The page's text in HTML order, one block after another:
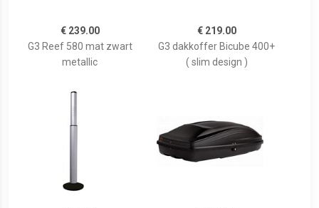
€ 239.00
G3 Reef 580 mat zwart
metallic
€ 219.00
G3 dakkoffer Bicube 400+
( slim design )